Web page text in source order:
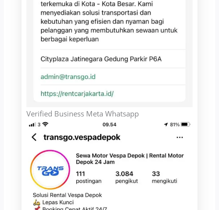
Verified Business Meta Whatsapp